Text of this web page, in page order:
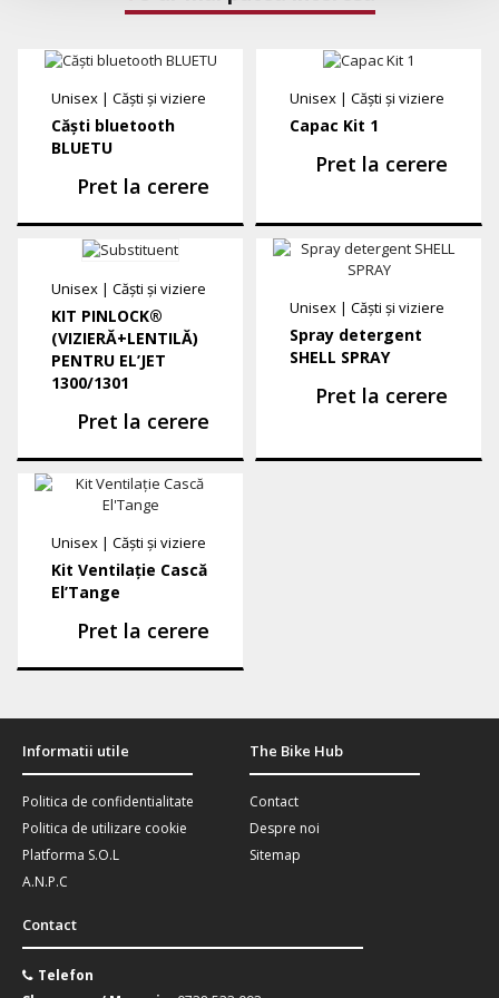
Unisex | Căști și viziere
Căști bluetooth
BLUETU
Pret la cerere
Unisex | Căști și viziere
Capac Kit 1
Pret la cerere
Unisex | Căști și viziere
KIT PINLOCK®
(VIZIERĂ+LENTILĂ)
PENTRU EL’JET
1300/1301
Pret la cerere
Unisex | Căști și viziere
Spray detergent
SHELL SPRAY
Pret la cerere
Unisex | Căști și viziere
Kit Ventilație Cască
El’Tange
Pret la cerere
Informatii utile
Politica de confidentialitate
Politica de utilizare cookie
Platforma S.O.L
A.N.P.C
The Bike Hub
Contact
Despre noi
Sitemap
Contact
Telefon